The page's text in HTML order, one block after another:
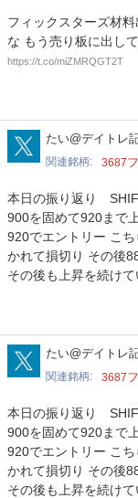
フィックスターズ材
な もう売り板に出し
https://t.co/miZMRQGT2T
tai_daytrade
たい@デイトレ
関連銘柄
3687
本日の振り返り
900を固めて920まで
920でエントリー こ
かれて損切り その後
その後も上昇を続け
tai_daytrade
たい@デイトレ
関連銘柄
3687
本日の振り返り
900を固めて920まで
920でエントリー こ
かれて損切り その後
その後も上昇を続け